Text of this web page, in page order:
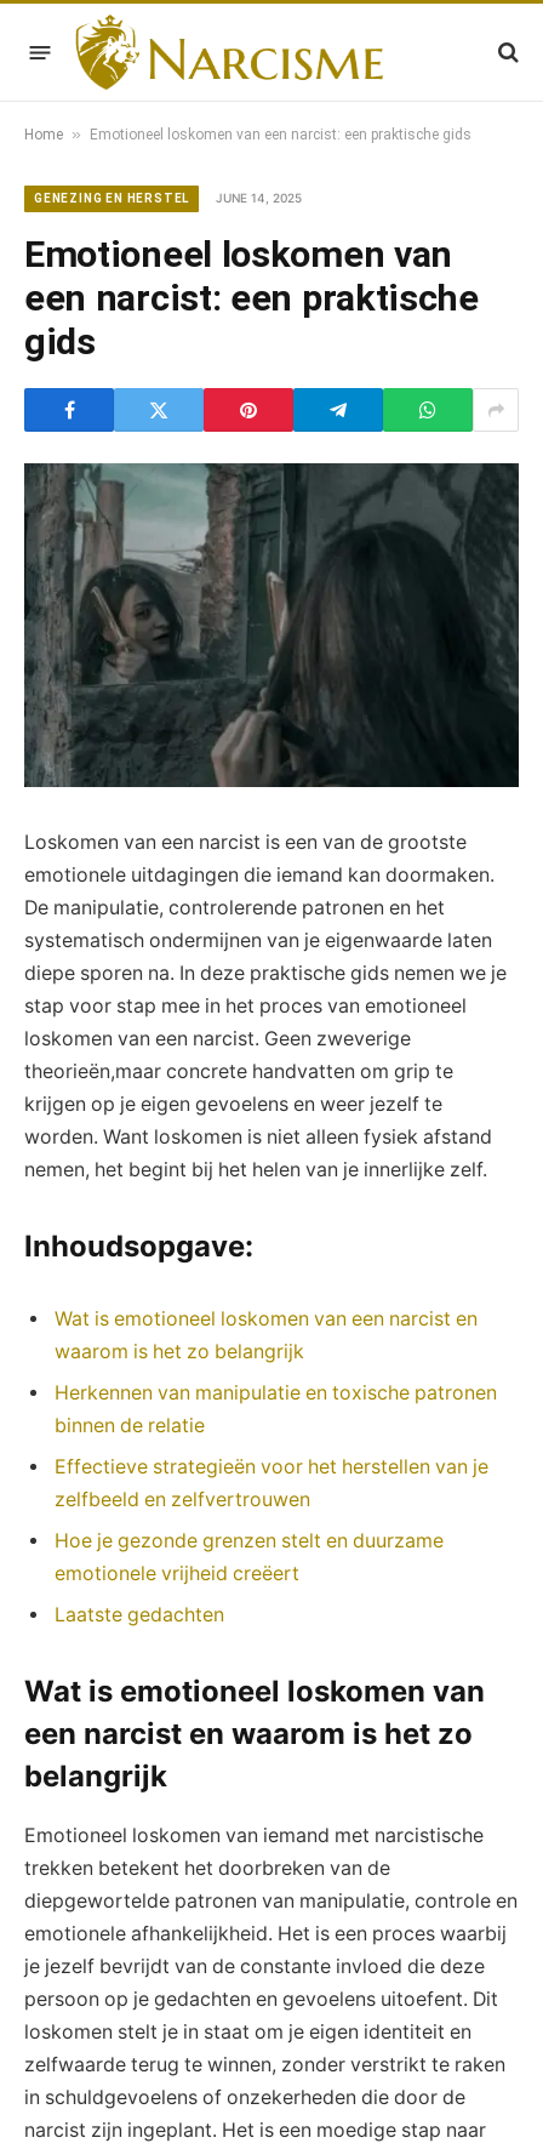
Home » Emotioneel loskomen van een narcist: een praktische gids
GENEZING EN HERSTEL JUNE 14, 2025
Emotioneel loskomen van
een narcist: een praktische
gids
Loskomen van een narcist is een van de grootste
emotionele uitdagingen die iemand kan doormaken.
De manipulatie, controlerende patronen en het
systematisch ondermijnen van je eigenwaarde laten
diepe sporen na. In deze praktische gids nemen we je
stap voor stap mee in het proces van emotioneel
loskomen van een narcist. Geen zweverige
theorieën,maar concrete handvatten om grip te
krijgen op je eigen gevoelens en weer jezelf te
worden. Want loskomen is niet alleen fysiek afstand
nemen, het begint bij het helen van je innerlijke zelf.
Inhoudsopgave:
Wat is emotioneel loskomen van een narcist en
waarom is het zo belangrijk
Herkennen van manipulatie en toxische patronen
binnen de relatie
Effectieve strategieën voor het herstellen van je
zelfbeeld en zelfvertrouwen
Hoe je gezonde grenzen stelt en duurzame
emotionele vrijheid creëert
Laatste gedachten
Wat is emotioneel loskomen van
een narcist en waarom is het zo
belangrijk
Emotioneel loskomen van iemand met narcistische
trekken betekent het doorbreken van de
diepgewortelde patronen van manipulatie, controle en
emotionele afhankelijkheid. Het is een proces waarbij
je jezelf bevrijdt van de constante invloed die deze
persoon op je gedachten en gevoelens uitoefent. Dit
loskomen stelt je in staat om je eigen identiteit en
zelfwaarde terug te winnen, zonder verstrikt te raken
in schuldgevoelens of onzekerheden die door de
narcist zijn ingeplant. Het is een moedige stap naar